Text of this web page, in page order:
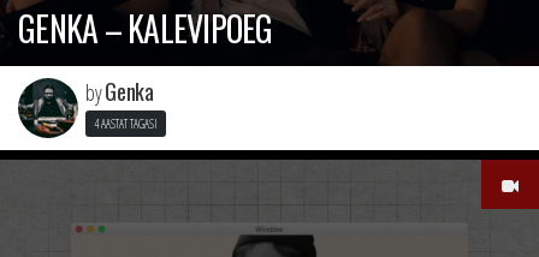
GENKA – KALEVIPOEG
byGenka
4 AASTAT TAGASI